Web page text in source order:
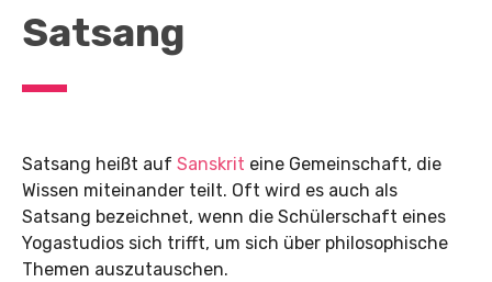
Satsang
Satsang heißt auf Sanskrit eine Gemeinschaft, die
Wissen miteinander teilt. Oft wird es auch als
Satsang bezeichnet, wenn die Schülerschaft eines
Yogastudios sich trifft, um sich über philosophische
Themen auszutauschen.